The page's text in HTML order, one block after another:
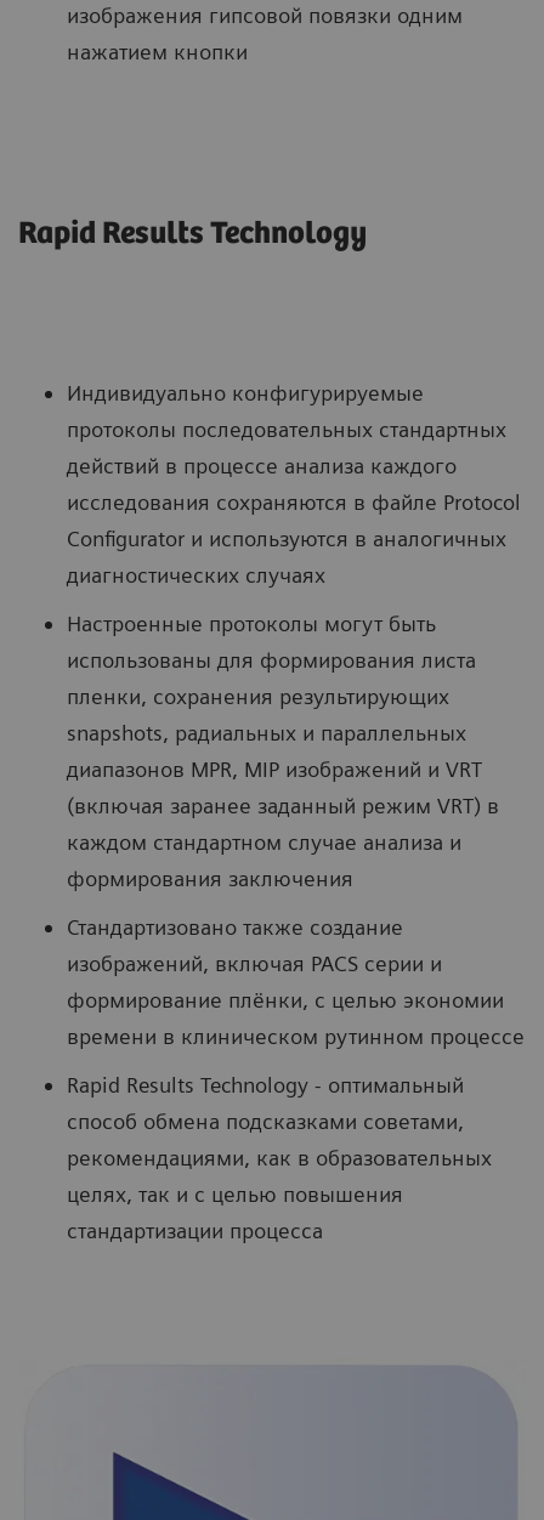
изображения гипсовой повязки одним
нажатием кнопки
Rapid Results Technology
Индивидуально конфигурируемые
протоколы последовательных стандартных
действий в процессе анализа каждого
исследования сохраняются в файле Protocol
Configurator и используются в аналогичных
диагностических случаях
Настроенные протоколы могут быть
использованы для формирования листа
пленки, сохранения результирующих
snapshots, радиальных и параллельных
диапазонов MPR, MIP изображений и VRT
(включая заранее заданный режим VRT) в
каждом стандартном случае анализа и
формирования заключения
Стандартизовано также создание
изображений, включая PACS серии и
формирование плёнки, с целью экономии
времени в клиническом рутинном процессе
Rapid Results Technology - оптимальный
способ обмена подсказками советами,
рекомендациями, как в образовательных
целях, так и с целью повышения
стандартизации процесса